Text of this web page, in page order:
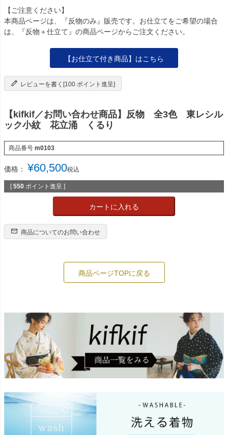
【ご注意ください】
本商品ページは、『反物のみ』販売です。お仕立てをご希望の場合
は、『反物＋仕立て』の商品ページからご注文ください。
【お仕立て付き商品】はこちら
レビューを書く[100 ポイント進呈]
【kifkif／お問い合わせ商品】反物 全3色 東レシル
ック小紋 花立涌 くるり
商品番号 m0103
価格： ¥60,500税込
[ 550 ポイント進呈 ]
カートに入れる
商品についてのお問い合わせ
商品ページTOPに戻る